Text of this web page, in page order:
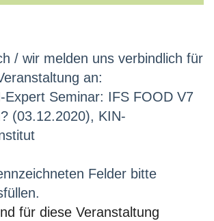
/ wir melden uns verbindlich für
an:
Expert Seminar: IFS FOOD V7
(03.12.2020), KIN-
Felder bitte
für diese Veranstaltung